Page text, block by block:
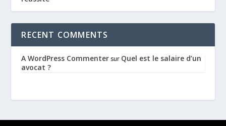
RECENT COMMENTS
A WordPress Commenter sur Quel est le salaire d’un
avocat ?